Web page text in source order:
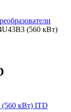
(560 кВт)